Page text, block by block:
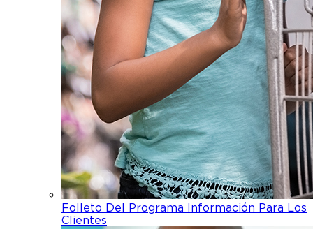
Folleto Del Programa Información Para Los
Clientes